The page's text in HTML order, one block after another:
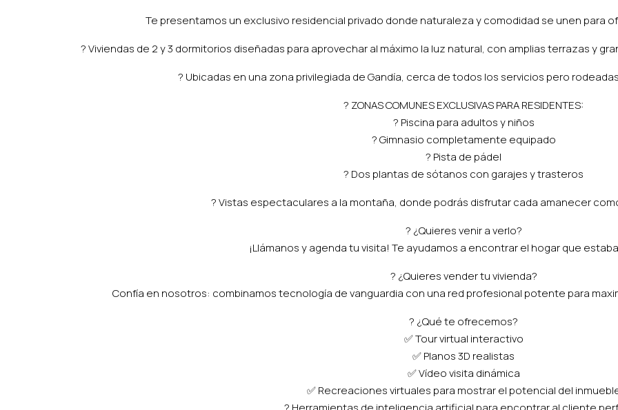
Te presentamos un exclusivo residencial privado donde naturaleza y comodidad se unen para
? Viviendas de 2 y 3 dormitorios diseñadas para aprovechar al máximo la luz natural, con amplias terrazas y
? Ubicadas en una zona privilegiada de Gandía, cerca de todos los servicios pero
? ZONAS COMUNES EXCLUSIVAS PARA RESIDENTES:
? Piscina para adultos y niños
?️ Gimnasio completamente equipado
? Pista de pádel
? Dos plantas de sótanos con garajes y trasteros
? Vistas espectaculares a la montaña, donde podrás disfrutar cada amanecer
? ¿Quieres venir a verlo?
¡Llámanos y agenda tu visita! Te ayudamos a encontrar el hogar que
? ¿Quieres vender tu vivienda?
Confía en nosotros: combinamos tecnología de vanguardia con una red profesional potente para
? ¿Qué te ofrecemos?
✅ Tour virtual interactivo
✅ Planos 3D realistas
✅ Vídeo visita dinámica
✅ Recreaciones virtuales para mostrar el potencial del